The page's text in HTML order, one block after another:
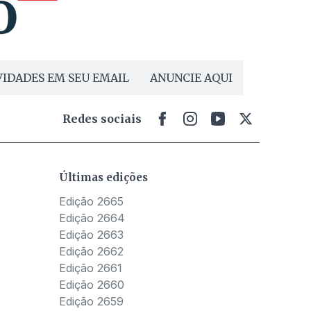
EM SEU EMAIL ANUNCIE AQUI
Redes sociais
Últimas edições
Edição 2665
Edição 2664
Edição 2663
Edição 2662
Edição 2661
Edição 2660
Edição 2659